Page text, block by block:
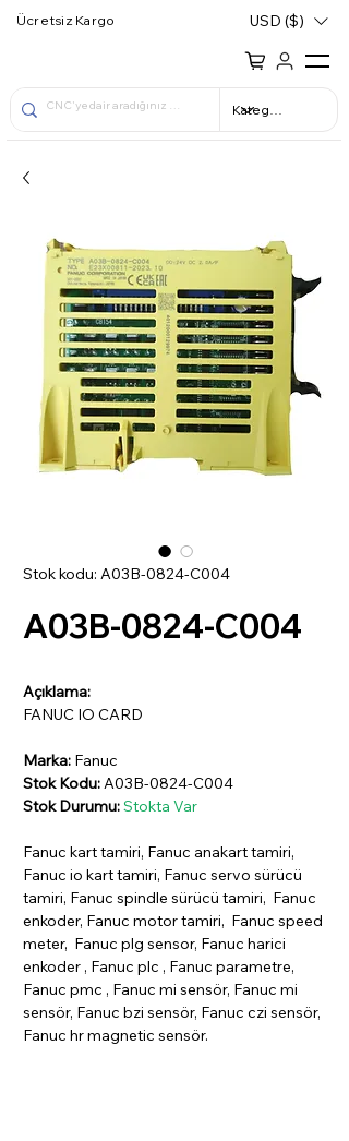
Ücretsiz Kargo USD ($)
Stok kodu: A03B-0824-C004
A03B-0824-C004
Açıklama:
FANUC IO CARD
Marka: Fanuc
Stok Kodu:A03B-0824-C004
Stok Durumu:Stokta Var
Fanuc kart tamiri, Fanuc anakart tamiri,
Fanuc io kart tamiri, Fanuc servo sürücü
tamiri, Fanuc spindle sürücü tamiri, Fanuc
enkoder, Fanuc motor tamiri, Fanuc speed
meter, Fanuc plg sensor, Fanuc harici
enkoder , Fanuc plc , Fanuc parametre,
Fanuc pmc , Fanuc mi sensör, Fanuc mi
sensör, Fanuc bzi sensör, Fanuc czi sensör,
Fanuc hr magnetic sensör.